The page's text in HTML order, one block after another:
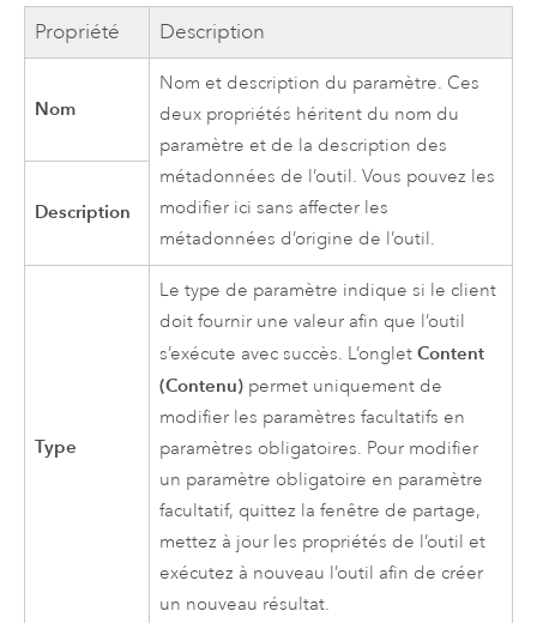
Propriété Description
Nom
Nom et description du paramètre. Ces
deux propriétés héritent du nom du
paramètre et de la description des
métadonnées de l’outil. Vous pouvez les
modifier ici sans affecter les
métadonnées d’origine de l’outil.
Description
Type
Le type de paramètre indique si le client
doit fournir une valeur afin que l’outil
s’exécute avec succès. L’ongletContent
(Contenu) permet uniquement de
modifier les paramètres facultatifs en
paramètres obligatoires. Pour modifier
un paramètre obligatoire en paramètre
facultatif, quittez la fenêtre de partage,
mettez à jour les propriétés de l’outil et
exécutez à nouveau l’outil afin de créer
un nouveau résultat.